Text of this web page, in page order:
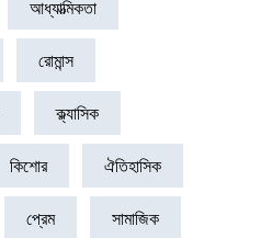
আধ্যাত্মিকতা
রোমান্স
ক্ল্যাসিক
কিশোর ঐতিহাসিক
প্রেম সামাজিক